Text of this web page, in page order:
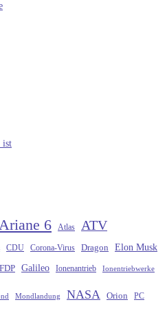
ist
Ariane 6 Atlas ATV
CDU Corona-Virus Dragon Elon Musk
FDP Galileo Ionenantrieb Ionentriebwerke
Mondlandung NASA Orion PC